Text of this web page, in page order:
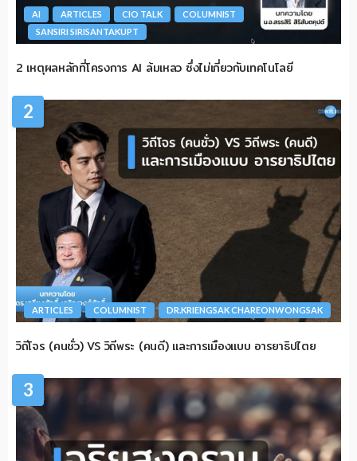
AI ARTICLES CIO TALK
COLUMNIST
SANSIRI SIRISANTAKUPT
2 เหตุผลหลักที่โครงการ AI ล้มเหลว ซึ่งไม่เกี่ยวกับเทคโนโลยี
2
ARTICLES COLUMNIST DR.KRIENGSAK CHAREONWONGSAK
วิถีโจร (คนชั่ว) VS วิถีพระ (คนดี) และการเมืองแบบ อารยาธิปไตย
3